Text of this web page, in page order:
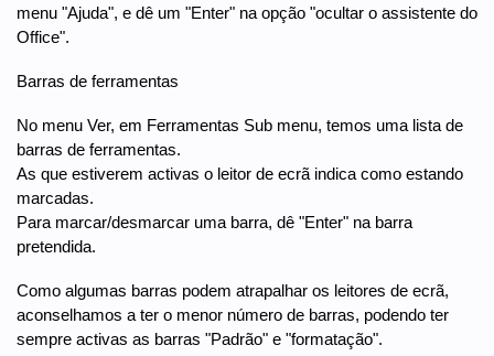
menu "Ajuda", e dê um "Enter" na opção "ocultar o assistente do
Office".
Barras de ferramentas
No menu Ver, em Ferramentas Sub menu, temos uma lista de
barras de ferramentas.
As que estiverem activas o leitor de ecrã indica como estando
marcadas.
Para marcar/desmarcar uma barra, dê "Enter" na barra
pretendida.
Como algumas barras podem atrapalhar os leitores de ecrã,
aconselhamos a ter o menor número de barras, podendo ter
sempre activas as barras "Padrão" e "formatação".